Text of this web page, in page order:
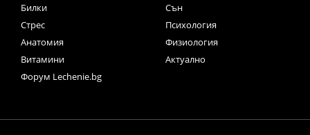
Билки
Сън
Стрес
Психология
Анатомия
Физиология
Витамини
Актуално
Форум Lechenie.bg